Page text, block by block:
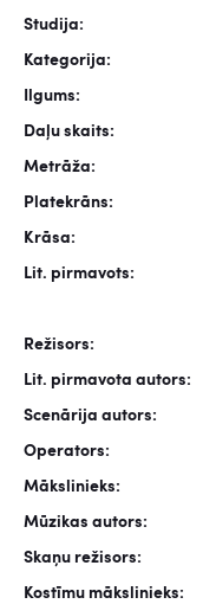
Studija:
Kategorija:
Ilgums:
Daļu skaits:
Metrāža:
Platekrāns:
Krāsa:
Lit. pirmavots:
Režisors:
Lit. pirmavota autors:
Scenārija autors:
Operators:
Mākslinieks:
Mūzikas autors:
Skaņu režisors:
Kostīmu mākslinieks: